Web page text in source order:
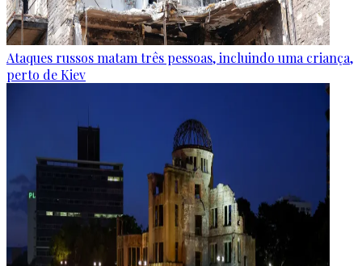
Ataques russos matam três pessoas, incluindo uma criança,
perto de Kiev